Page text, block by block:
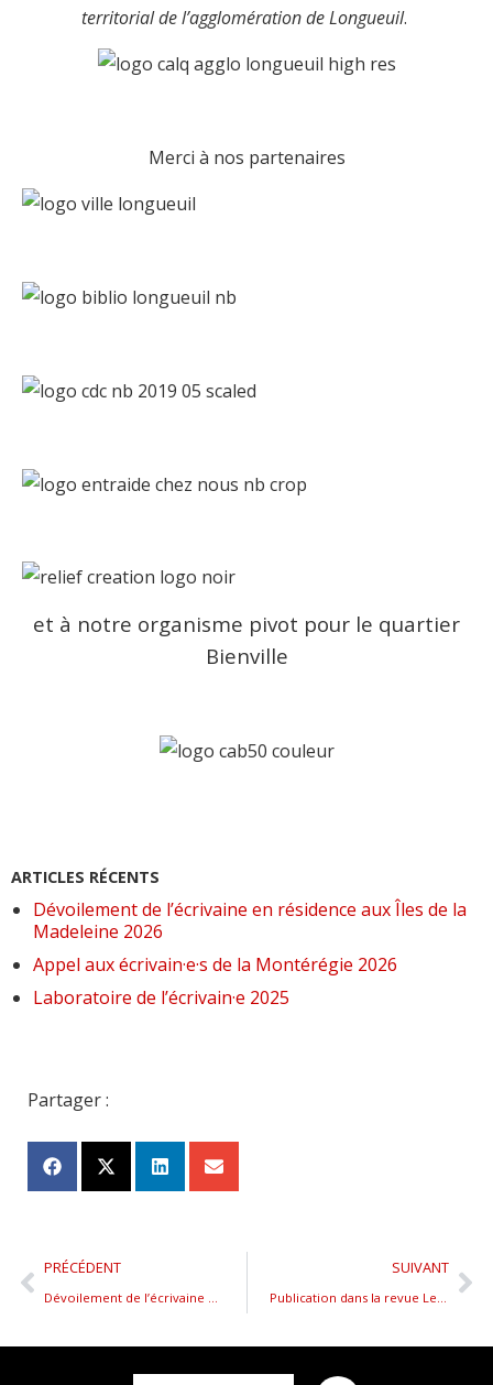
territorial de l’agglomération de Longueuil.
Merci à nos partenaires
et à notre organisme pivot pour le quartier
Bienville
ARTICLES RÉCENTS
Dévoilement de l’écrivaine en résidence aux Îles de la
Madeleine 2026
Appel aux écrivain·e·s de la Montérégie 2026
Laboratoire de l’écrivain·e 2025
Partager :
PRÉCÉDENT
Dévoilement de l’écrivaine en résidence aux Îles de la Madeleine 2022
SUIVANT
Publication dans la revue Les écrits numéro 166 – Automne 2022